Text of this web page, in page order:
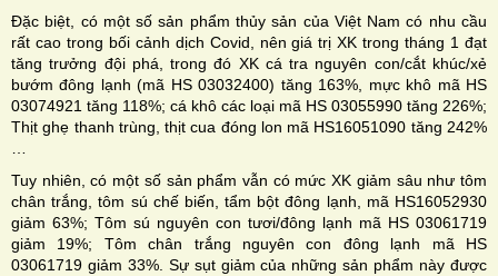
Đặc biệt, có một số sản phẩm thủy sản của Việt Nam có nhu cầu
rất cao trong bối cảnh dịch Covid, nên giá trị XK trong tháng 1 đạt
tăng trưởng đội phá, trong đó XK cá tra nguyên con/cắt khúc/xẻ
bướm đông lạnh (mã HS 03032400) tăng 163%, mực khô mã HS
03074921 tăng 118%; cá khô các loại mã HS 03055990 tăng 226%;
Thịt ghẹ thanh trùng, thịt cua đóng lon mã HS16051090 tăng 242%
Tuy nhiên, có một số sản phẩm vẫn có mức XK giảm sâu như tôm
chân trắng, tôm sú chế biến, tẩm bột đông lạnh, mã HS16052930
giảm 63%; Tôm sú nguyên con tươi/đông lạnh mã HS 03061719
giảm 19%; Tôm chân trắng nguyên con đông lạnh mã HS
03061719 giảm 33%. Sự sụt giảm của những sản phẩm này được